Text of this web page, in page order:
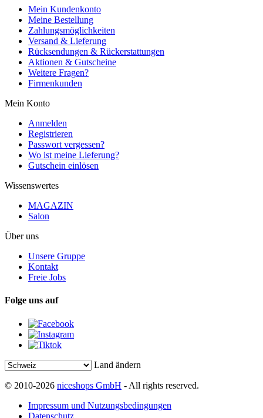
Mein Kundenkonto
Meine Bestellung
Zahlungsmöglichkeiten
Versand & Lieferung
Rücksendungen & Rückerstattungen
Aktionen & Gutscheine
Weitere Fragen?
Firmenkunden
Mein Konto
Anmelden
Registrieren
Passwort vergessen?
Wo ist meine Lieferung?
Gutschein einlösen
Wissenswertes
MAGAZIN
Salon
Über uns
Unsere Gruppe
Kontakt
Freie Jobs
Folge uns auf
Land ändern
© 2010-2026 niceshops GmbH - All rights reserved.
Impressum und Nutzungsbedingungen
Datenschutz